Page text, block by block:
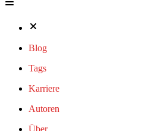
Blog
Tags
Karriere
Autoren
Über